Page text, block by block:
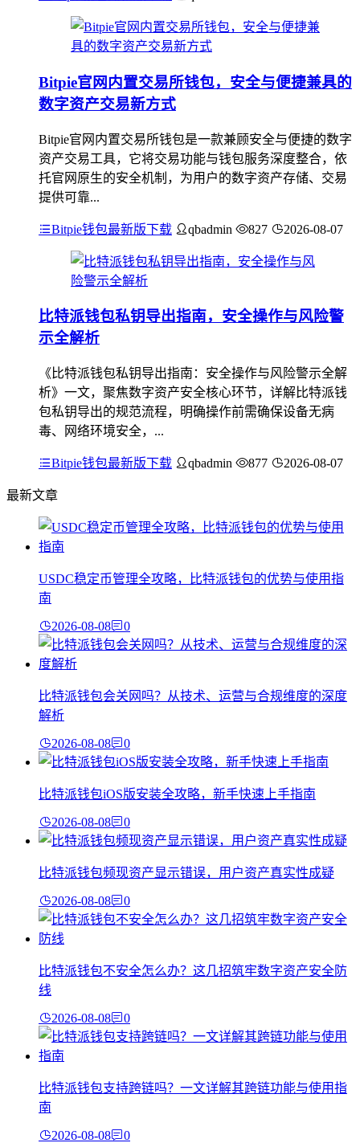
Bitpie官网内置交易所钱包，安全与便捷兼具的
数字资产交易新方式
Bitpie官网内置交易所钱包是一款兼顾安全与便捷的数字
资产交易工具，它将交易功能与钱包服务深度整合，依
托官网原生的安全机制，为用户的数字资产存储、交易
提供可靠...
Bitpie钱包最新版下载 qbadmin 827 2026-08-07
比特派钱包私钥导出指南，安全操作与风险警
示全解析
《比特派钱包私钥导出指南：安全操作与风险警示全解
析》一文，聚焦数字资产安全核心环节，详解比特派钱
包私钥导出的规范流程，明确操作前需确保设备无病
毒、网络环境安全，...
Bitpie钱包最新版下载 qbadmin 877 2026-08-07
最新文章
USDC稳定币管理全攻略，比特派钱包的优势与使用指
南
2026-08-08 0
比特派钱包会关网吗？从技术、运营与合规维度的深度
解析
2026-08-08 0
比特派钱包iOS版安装全攻略，新手快速上手指南
2026-08-08 0
比特派钱包频现资产显示错误，用户资产真实性成疑
2026-08-08 0
比特派钱包不安全怎么办？这几招筑牢数字资产安全防
线
2026-08-08 0
比特派钱包支持跨链吗？一文详解其跨链功能与使用指
南
2026-08-08 0